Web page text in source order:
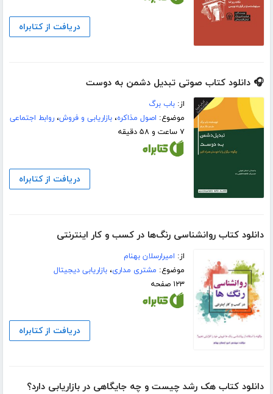
دریافت از کتابراه
🎧 دانلود کتاب صوتی تبدیل دشمن به دوست
از:باب برگ
موضوع: اصول مذاکره،بازاریابی و فروش،روابط اجتماعی
۷ ساعت و ۵۸ دقیقه
دریافت از کتابراه
دانلود کتاب روانشناسی رنگ‌ها در کسب و کار اینترنتی
از: امیرارسلان بهنام
موضوع: مشتری مداری،بازاریابی دیجیتال
۱۲۳ صفحه
دریافت از کتابراه
دانلود کتاب هک رشد چیست و چه جایگاهی در بازاریابی دارد؟